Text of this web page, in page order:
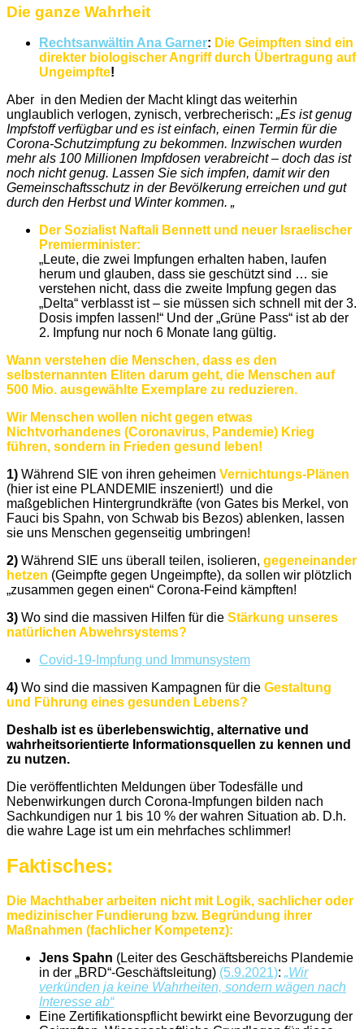
Die ganze Wahrheit
Rechtsanwältin Ana Garner: Die Geimpften sind ein
direkter biologischer Angriff durch Übertragung auf
Ungeimpfte!
Aber in den Medien der Macht klingt das weiterhin
unglaublich verlogen, zynisch, verbrecherisch: „Es ist genug
Impfstoff verfügbar und es ist einfach, einen Termin für die
Corona-Schutzimpfung zu bekommen. Inzwischen wurden
mehr als 100 Millionen Impfdosen verabreicht – doch das ist
noch nicht genug. Lassen Sie sich impfen, damit wir den
Gemeinschaftsschutz in der Bevölkerung erreichen und gut
durch den Herbst und Winter kommen. „
Der Sozialist Naftali Bennett und neuer Israelischer
Premierminister:
„Leute, die zwei Impfungen erhalten haben, laufen
herum und glauben, dass sie geschützt sind … sie
verstehen nicht, dass die zweite Impfung gegen das
„Delta“ verblasst ist – sie müssen sich schnell mit der 3.
Dosis impfen lassen!“ Und der „Grüne Pass“ ist ab der
2. Impfung nur noch 6 Monate lang gültig.
Wann verstehen die Menschen, dass es den
selbsternannten Eliten darum geht, die Menschen auf
500 Mio. ausgewählte Exemplare zu reduzieren.
Wir Menschen wollen nicht gegen etwas
Nichtvorhandenes (Coronavirus, Pandemie) Krieg
führen, sondern in Frieden gesund leben!
1) Während SIE von ihren geheimen Vernichtungs-Plänen
(hier ist eine PLANDEMIE inszeniert!) und die
maßgeblichen Hintergrundkräfte (von Gates bis Merkel, von
Fauci bis Spahn, von Schwab bis Bezos) ablenken, lassen
sie uns Menschen gegenseitig umbringen!
2) Während SIE uns überall teilen, isolieren, gegeneinander
hetzen (Geimpfte gegen Ungeimpfte), da sollen wir plötzlich
„zusammen gegen einen“ Corona-Feind kämpften!
3) Wo sind die massiven Hilfen für die Stärkung unseres
natürlichen Abwehrsystems?
Covid-19-Impfung und Immunsystem
4) Wo sind die massiven Kampagnen für die Gestaltung
und Führung eines gesunden Lebens?
Deshalb ist es überlebenswichtig, alternative und
wahrheitsorientierte Informationsquellen zu kennen und
zu nutzen.
Die veröffentlichten Meldungen über Todesfälle und
Nebenwirkungen durch Corona-Impfungen bilden nach
Sachkundigen nur 1 bis 10 % der wahren Situation ab. D.h.
die wahre Lage ist um ein mehrfaches schlimmer!
Faktisches:
Die Machthaber arbeiten nicht mit Logik, sachlicher oder
medizinischer Fundierung bzw. Begründung ihrer
Maßnahmen (fachlicher Kompetenz):
Jens Spahn (Leiter des Geschäftsbereichs Plandemie
in der „BRD“-Geschäftsleitung) (5.9.2021): „Wir
verkünden ja keine Wahrheiten, sondern wägen nach
Interesse ab“
Eine Zertifikationspflicht bewirkt eine Bevorzugung der